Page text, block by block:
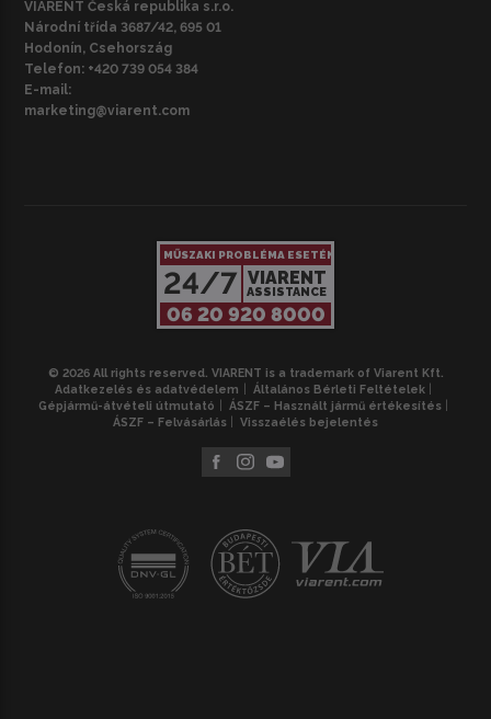
VIARENT Česká republika s.r.o.
Národní třída 3687/42, 695 01
Hodonín, Csehország
Telefon: +420 739 054 384
E-mail:
marketing@viarent.com
MŰSZAKI PROBLÉMA ESETÉN
24/7 VIARENT
ASSISTANCE
06 20 920 8000
© 2026 All rights reserved. VIARENT is a trademark of Viarent Kft.
Adatkezelés és adatvédelem
Általános Bérleti Feltételek
Gépjármű-átvételi útmutató
ÁSZF – Használt jármű értékesítés
ÁSZF – Felvásárlás
Visszaélés bejelentés